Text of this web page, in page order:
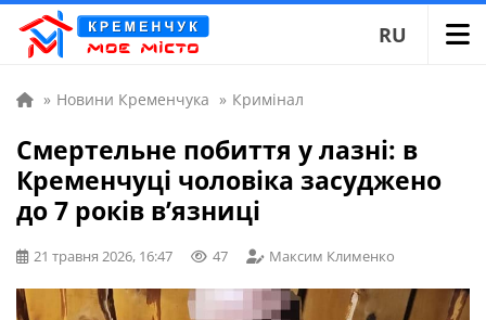
RU
» Новини Кременчука » Кримінал
Смертельне побиття у лазні: в
Кременчуці чоловіка засуджено
до 7 років в’язниці
21 травня 2026, 16:47 47 Максим Клименко